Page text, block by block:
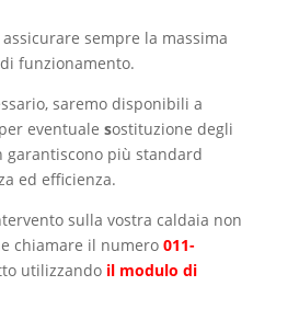
sempre la massima
funzionamento.
saremo disponibili a
eventuale sostituzione degli
garantiscono più standard
ed efficienza.
sulla vostra caldaia non
chiamare il numero 011-
utilizzando il modulo di